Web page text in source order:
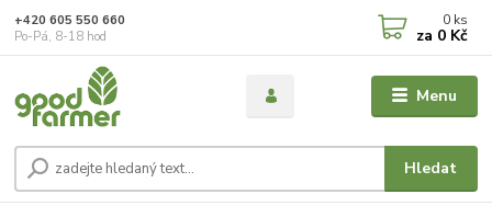
Menu
Hledat
+420 605 550 660
Po-Pá, 8-18 hod
0 ks
za 0 Kč